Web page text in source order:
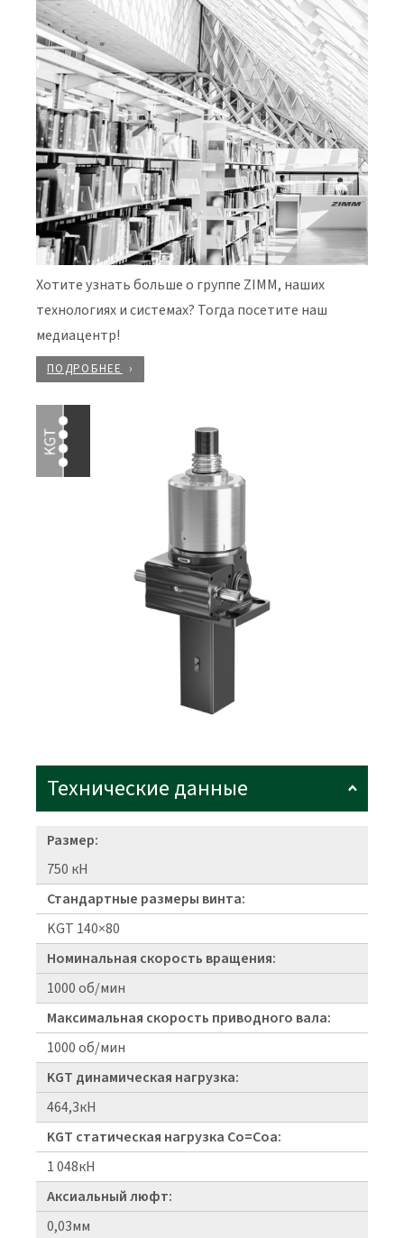
Хотите узнать больше о группе ZIMM, наших
технологиях и системах? Тогда посетите наш
медиацентр!
ПОДРОБНЕЕ
Технические данные
Размер:
750 кН
Стандартные размеры винта:
KGT 140×80
Номинальная скорость вращения:
1000 об/мин
Максимальная скорость приводного вала:
1000 об/мин
KGT динамическая нагрузка:
464,3кН
KGT статическая нагрузка Co=Coa:
1 048кН
Аксиальный люфт:
0,03мм